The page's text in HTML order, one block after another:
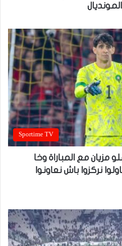
Sportime TV
مزيان مع المباراة وخا
نركزوا باش نعاونوا